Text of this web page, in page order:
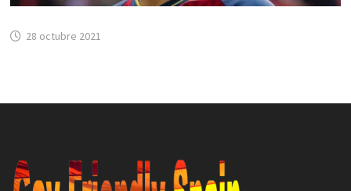
28 octubre 2021